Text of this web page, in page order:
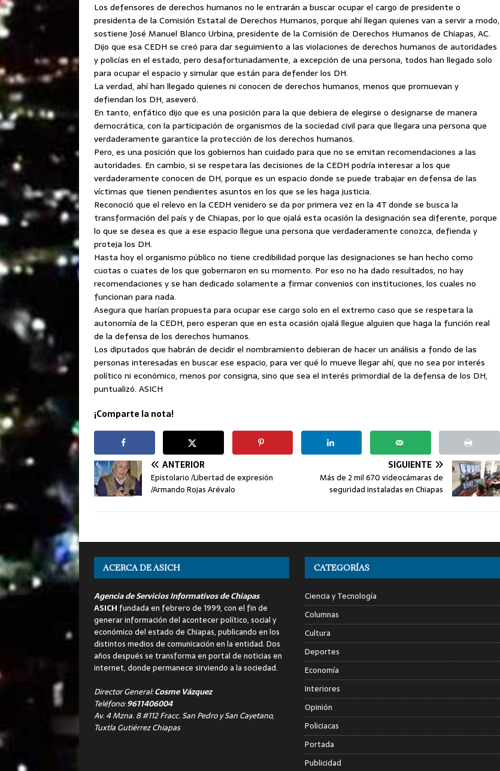
Los defensores de derechos humanos no le entrarán a buscar ocupar el cargo de presidente o
presidenta de la Comisión Estatal de Derechos Humanos, porque ahí llegan quienes van a servir a modo,
sostiene José Manuel Blanco Urbina, presidente de la Comisión de Derechos Humanos de Chiapas, AC.
Dijo que esa CEDH se creó para dar seguimiento a las violaciones de derechos humanos de autoridades
y policías en el estado, pero desafortunadamente, a excepción de una persona, todos han llegado solo
para ocupar el espacio y simular que están para defender los DH.
La verdad, ahí han llegado quienes ni conocen de derechos humanos, menos que promuevan y
defiendan los DH, aseveró.
En tanto, enfático dijo que es una posición para la que debiera de elegirse o designarse de manera
democrática, con la participación de organismos de la sociedad civil para que llegara una persona que
verdaderamente garantice la protección de los derechos humanos.
Pero, es una posición que los gobiernos han cuidado para que no se emitan recomendaciones a las
autoridades. En cambio, si se respetara las decisiones de la CEDH podría interesar a los que
verdaderamente conocen de DH, porque es un espacio donde se puede trabajar en defensa de las
víctimas que tienen pendientes asuntos en los que se les haga justicia.
Reconoció que el relevo en la CEDH venidero se da por primera vez en la 4T donde se busca la
transformación del país y de Chiapas, por lo que ojalá esta ocasión la designación sea diferente, porque
lo que se desea es que a ese espacio llegue una persona que verdaderamente conozca, defienda y
proteja los DH.
Hasta hoy el organismo público no tiene credibilidad porque las designaciones se han hecho como
cuotas o cuates de los que gobernaron en su momento. Por eso no ha dado resultados, no hay
recomendaciones y se han dedicado solamente a firmar convenios con instituciones, los cuales no
funcionan para nada.
Asegura que harían propuesta para ocupar ese cargo solo en el extremo caso que se respetara la
autonomía de la CEDH, pero esperan que en esta ocasión ojalá llegue alguien que haga la función real
de la defensa de los derechos humanos.
Los diputados que habrán de decidir el nombramiento debieran de hacer un análisis a fondo de las
personas interesadas en buscar ese espacio, para ver qué lo mueve llegar ahí, que no sea por interés
político ni económico, menos por consigna, sino que sea el interés primordial de la defensa de los DH,
puntualizó. ASICH
¡Comparte la nota!
ANTERIOR
Epistolario /Libertad de expresión
/Armando Rojas Arévalo
SIGUIENTE
Más de 2 mil 670 videocámaras de
seguridad instaladas en Chiapas
ACERCA DE ASICH
Agencia de Servicios Informativos de Chiapas
ASICH fundada en febrero de 1999, con el fin de
generar información del acontecer político, social y
económico del estado de Chiapas, publicando en los
distintos medios de comunicación en la entidad. Dos
años después se transforma en portal de noticias en
internet, donde permanece sirviendo a la sociedad.
Director General:Cosme Vázquez
Teléfono:9611406004
Av. 4 Mzna. 8 #112 Fracc. San Pedro y San Cayetano,
Tuxtla Gutiérrez Chiapas
CATEGORÍAS
Ciencia y Tecnología
Columnas
Cultura
Deportes
Economía
Interiores
Opinión
Policiacas
Portada
Publicidad